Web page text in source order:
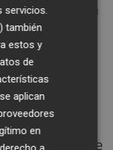
desde la
familiar
cobertura a
de niños y
de
compromiso de
servicios.
también
estos y
de
aplican
en